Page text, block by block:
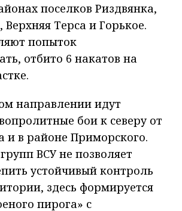
поселков Риздвянка,
Верхняя Терса и Горькое.
попыток
отбито 6 накатов на
направлении идут
бои к северу от
и в районе Приморского.
ВСУ не позволяет
устойчивый контроль
здесь формируется
пирога» с